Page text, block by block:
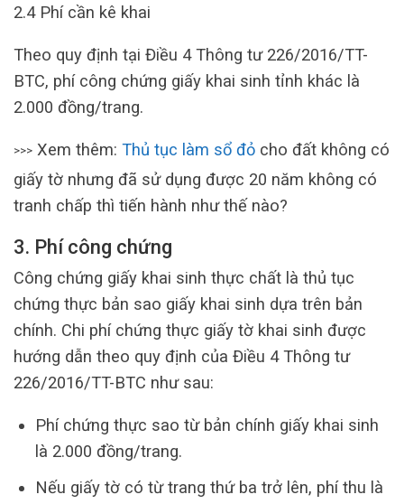
2.4 Phí cần kê khai
Theo quy định tại Điều 4 Thông tư 226/2016/TT-
BTC, phí công chứng giấy khai sinh tỉnh khác là
2.000 đồng/trang.
>>> Xem thêm: Thủ tục làm sổ đỏ cho đất không có
giấy tờ nhưng đã sử dụng được 20 năm không có
tranh chấp thì tiến hành như thế nào?
3. Phí công chứng
Công chứng giấy khai sinh thực chất là thủ tục
chứng thực bản sao giấy khai sinh dựa trên bản
chính. Chi phí chứng thực giấy tờ khai sinh được
hướng dẫn theo quy định của Điều 4 Thông tư
226/2016/TT-BTC như sau:
Phí chứng thực sao từ bản chính giấy khai sinh
là 2.000 đồng/trang.
Nếu giấy tờ có từ trang thứ ba trở lên, phí thu là